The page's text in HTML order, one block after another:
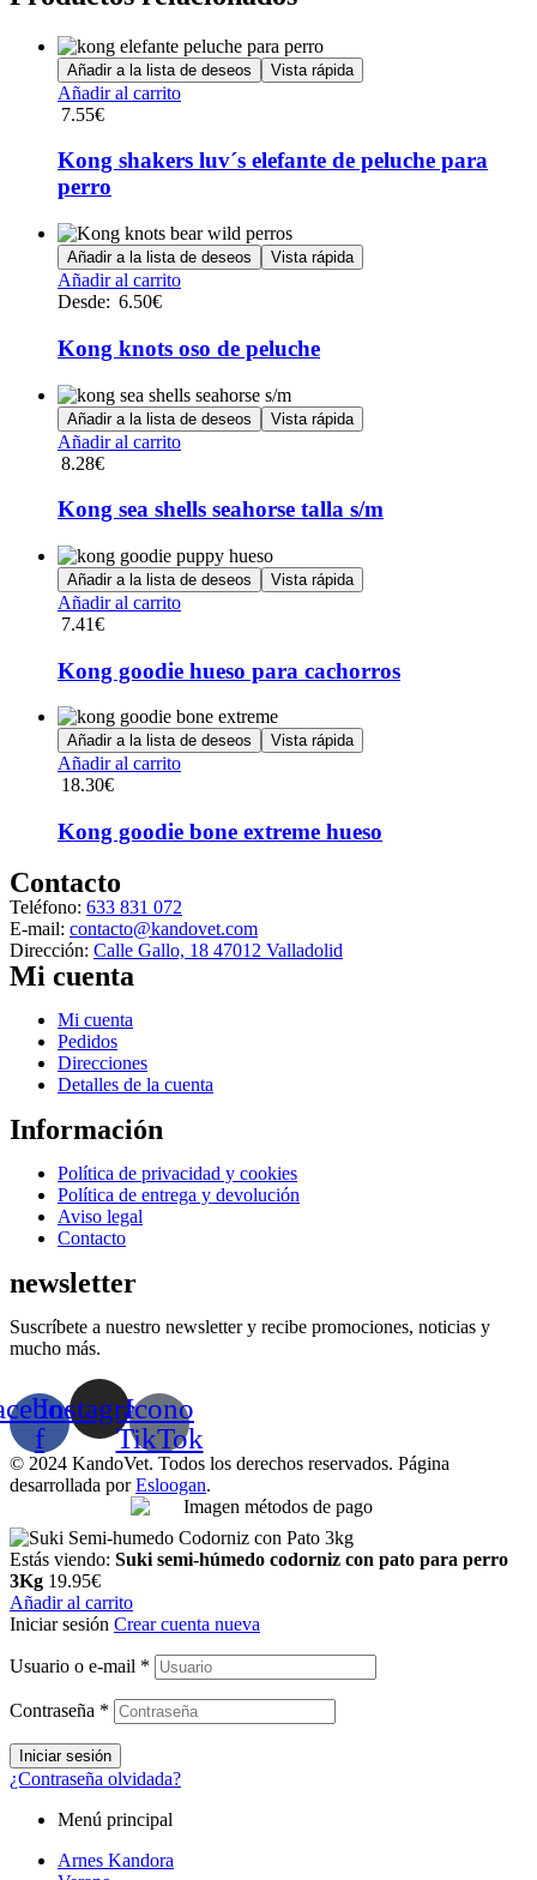
Añadir a la lista de deseos Vista rápida
Añadir al carrito
7.55€
Kong shakers luv´s elefante de peluche para
perro
Añadir a la lista de deseos Vista rápida
Añadir al carritoEste
múltiples
variantes.
Las
opciones
se
pueden
la
de
producto
Desde: 6.50€
Kong knots oso de peluche
Añadir a la lista de deseos Vista rápida
Añadir al carrito
8.28€
Kong sea shells seahorse talla s/m
Añadir a la lista de deseos Vista rápida
Añadir al carrito
7.41€
Kong goodie hueso para cachorros
Añadir a la lista de deseos Vista rápida
Añadir al carrito
18.30€
Kong goodie bone extreme hueso
Contacto
Teléfono: 633 831 072
E-mail: contacto@kandovet.com
Dirección: Calle Gallo, 18 47012 Valladolid
Mi cuenta
Menú
Mi cuenta
Pedidos
Direcciones
Detalles de la cuenta
Información
Menú
Política de privacidad y cookies
Política de entrega y devolución
Aviso legal
Contacto
newsletter
Suscríbete a nuestro newsletter y recibe promociones, noticias y
mucho más.
f
InstagramIcono
TikTok
© 2024 KandoVet. Todos los derechos reservados. Página
desarrollada porEsloogan.
Estás viendo: Suki semi-húmedo codorniz con pato para perro
3Kg 19.95€
Añadir al carrito
Iniciar sesión Crear cuenta nueva
Usuario o e-mail *
Contraseña *
Iniciar sesión
¿Contraseña olvidada?
Menú principal
Arnes Kandora